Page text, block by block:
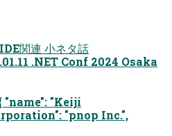
関連 小ネタ話
.NET Conf 2024 Osaka
"Keiji
"pnop Inc.",